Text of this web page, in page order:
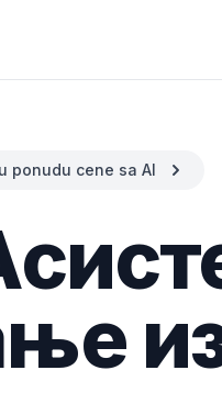
ponudu cene sa AI